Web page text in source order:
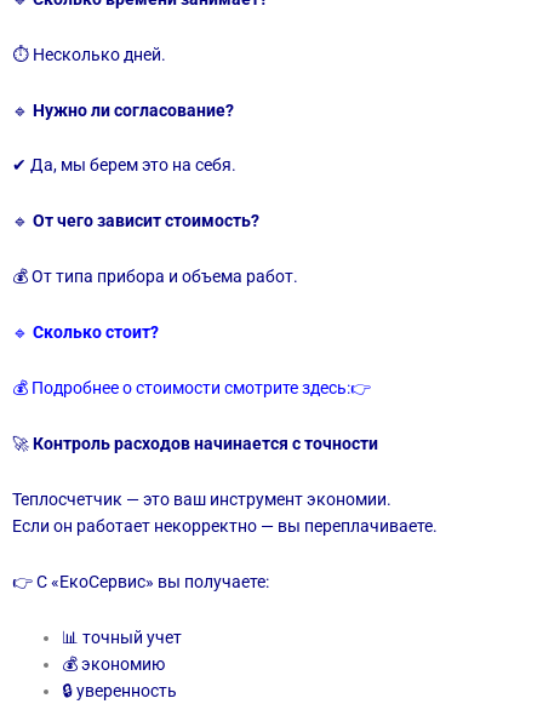
⏱ Несколько дней.
🔹 Нужно ли согласование?
✔ Да, мы берем это на себя.
🔹 От чего зависит стоимость?
💰 От типа прибора и объема работ.
🔹 Сколько стоит?
💰 Подробнее о стоимости смотрите здесь:👉
🚀Контроль расходов начинается с точности
Теплосчетчик — это ваш инструмент экономии.
Если он работает некорректно — вы переплачиваете.
👉 С «ЕкоСервис» вы получаете:
📊 точный учет
💰 экономию
🔒 уверенность